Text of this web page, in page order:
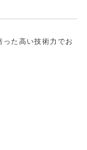
た高い技術力でお